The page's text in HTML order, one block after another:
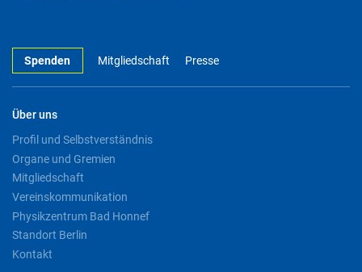
Spenden Mitgliedschaft Presse
Über uns
Profil und Selbstverständnis
Organe und Gremien
Mitgliedschaft
Vereinskommunikation
Physikzentrum Bad Honnef
Standort Berlin
Kontakt